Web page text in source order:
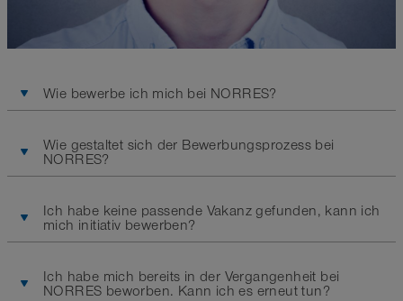
Wie bewerbe ich mich bei NORRES?
Wie gestaltet sich der Bewerbungsprozess bei
NORRES?
Ich habe keine passende Vakanz gefunden, kann ich
mich initiativ bewerben?
Ich habe mich bereits in der Vergangenheit bei
NORRES beworben. Kann ich es erneut tun?